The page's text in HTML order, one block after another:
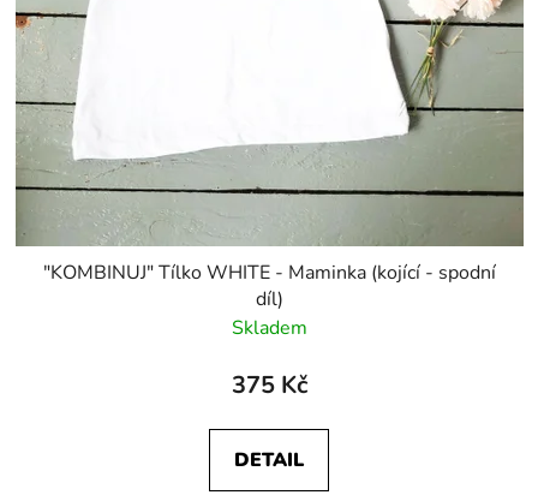
"KOMBINUJ" Tílko WHITE - Maminka (kojící - spodní
díl)
Skladem
375 Kč
DETAIL